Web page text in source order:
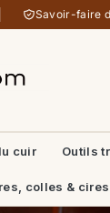
Savoir-faire
cuir Outils
colles & cires